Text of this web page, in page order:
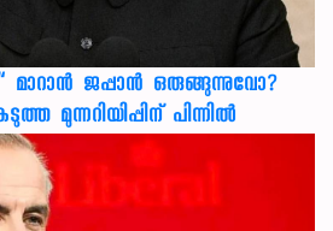
മാറാൻ ജപ്പാൻ ഒരുങ്ങുന്നുവോ?
മുന്നറിയിപ്പിന് പിന്നിൽ